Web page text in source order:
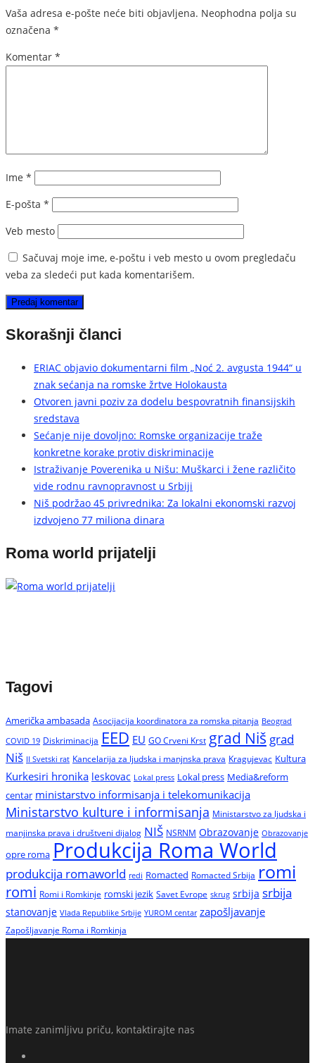
Vaša adresa e-pošte neće biti objavljena. Neophodna polja su
označena *
Komentar *
Ime *
E-pošta *
Veb mesto
Sačuvaj moje ime, e-poštu i veb mesto u ovom pregledaču
veba za sledeći put kada komentarišem.
Skorašnji članci
ERIAC objavio dokumentarni film „Noć 2. avgusta 1944“ u
znak sećanja na romske žrtve Holokausta
Otvoren javni poziv za dodelu bespovratnih finansijskih
sredstava
Sećanje nije dovoljno: Romske organizacije traže
konkretne korake protiv diskriminacije
Istraživanje Poverenika u Nišu: Muškarci i žene različito
vide rodnu ravnopravnost u Srbiji
Niš podržao 45 privrednika: Za lokalni ekonomski razvoj
izdvojeno 77 miliona dinara
Roma world prijatelji
Tagovi
Američka ambasada Asocijacija koordinatora za romska pitanja Beograd
COVID 19 Diskriminacija EED EU GO Crveni Krst grad Niš grad
Niš II Svetski rat Kancelarija za ljudska i manjnska prava Kragujevac Kultura
Kurkesiri hronika leskovac Lokal press Lokal press Media&reform
centar ministarstvo informisanja i telekomunikacija
Ministarstvo kulture i informisanja Ministarstvo za ljudska i
manjinska prava i društveni dijalog NIŠ NSRNM Obrazovanje Obrazovanje
opre roma Produkcija Roma World
produkcija romaworld redi Romacted Romacted Srbija romi
romi Romi i Romkinje romski jezik Savet Evrope skrug srbija srbija
stanovanje Vlada Republike Srbije YUROM centar zapošljavanje
Zapošljavanje Roma i Romkinja
Imate zanimljivu priču, kontaktirajte nas